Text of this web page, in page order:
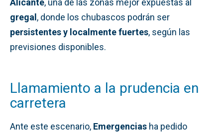
Alicante, una de las zonas mejor expuestas al
gregal, donde los chubascos podrán ser
persistentes y localmente fuertes, según las
previsiones disponibles.
Llamamiento a la prudencia en
carretera
Ante este escenario, Emergencias ha pedido